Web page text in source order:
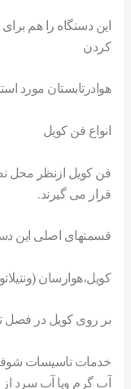
اين دستگاه را هم
کردن
هوادرتابستان مورد
انواع فن کويل
فن کويل ازنظر محل
قرار می گيرند.
قسمتهای اصلی اين
کويل،هوارسان
بر روی کويل در فصل
خدمات تاسیسات
آب گرم ويا آب سرد